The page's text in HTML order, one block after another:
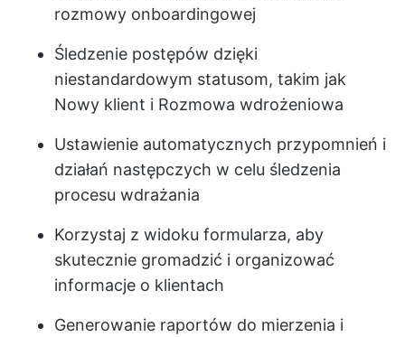
rozmowy onboardingowej
Śledzenie postępów dzięki
niestandardowym statusom, takim jak
Nowy klient i Rozmowa wdrożeniowa
Ustawienie automatycznych przypomnień i
działań następczych w celu śledzenia
procesu wdrażania
Korzystaj z widoku formularza, aby
skutecznie gromadzić i organizować
informacje o klientach
Generowanie raportów do mierzenia i